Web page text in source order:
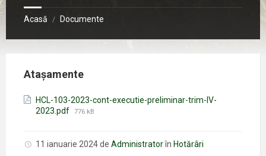
Acasă / Documente
Atașamente
HCL-103-2023-cont-executie-preliminar-trim-IV-
2023.pdf Mărimea
776 kB
11 ianuarie 2024de Administratorîn Hotărâri